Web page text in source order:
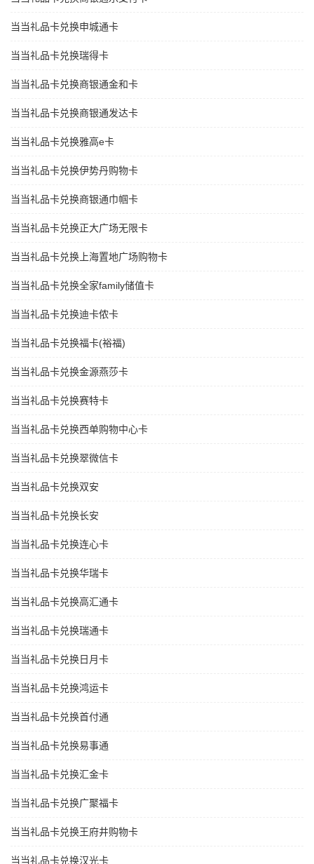
当当礼品卡兑换申城通卡
当当礼品卡兑换瑞得卡
当当礼品卡兑换商银通金和卡
当当礼品卡兑换商银通发达卡
当当礼品卡兑换雅高e卡
当当礼品卡兑换伊势丹购物卡
当当礼品卡兑换商银通巾帼卡
当当礼品卡兑换正大广场无限卡
当当礼品卡兑换上海置地广场购物卡
当当礼品卡兑换全家family储值卡
当当礼品卡兑换迪卡侬卡
当当礼品卡兑换福卡(裕福)
当当礼品卡兑换金源燕莎卡
当当礼品卡兑换赛特卡
当当礼品卡兑换西单购物中心卡
当当礼品卡兑换翠微信卡
当当礼品卡兑换双安
当当礼品卡兑换长安
当当礼品卡兑换连心卡
当当礼品卡兑换华瑞卡
当当礼品卡兑换高汇通卡
当当礼品卡兑换瑞通卡
当当礼品卡兑换日月卡
当当礼品卡兑换鸿运卡
当当礼品卡兑换首付通
当当礼品卡兑换易事通
当当礼品卡兑换汇金卡
当当礼品卡兑换广聚福卡
当当礼品卡兑换王府井购物卡
当当礼品卡兑换汉光卡